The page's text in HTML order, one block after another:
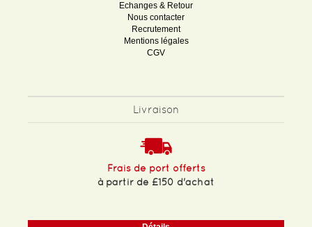
Echanges & Retour
Nous contacter
Recrutement
Mentions légales
CGV
Livraison
Frais de port offerts
à partir de £150 d'achat